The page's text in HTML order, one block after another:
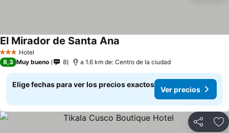
3 Estrellas
Hotel
El Mirador de Santa Ana
8,3 Muy bueno 8 a 1.6 km de: Centro de la ciudad
Elige fechas para ver los precios exactos
Ver precios
Compartir